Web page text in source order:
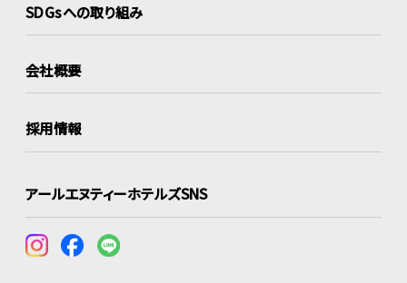
SDGsへの取り組み
会社概要
採用情報
アールエヌティーホテルズSNS